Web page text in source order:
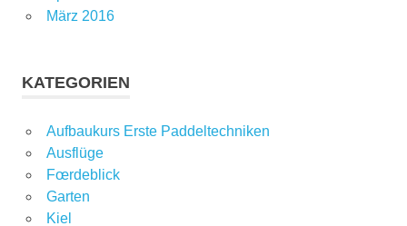
März 2016
KATEGORIEN
Aufbaukurs Erste Paddeltechniken
Ausflüge
Fœrdeblick
Garten
Kiel